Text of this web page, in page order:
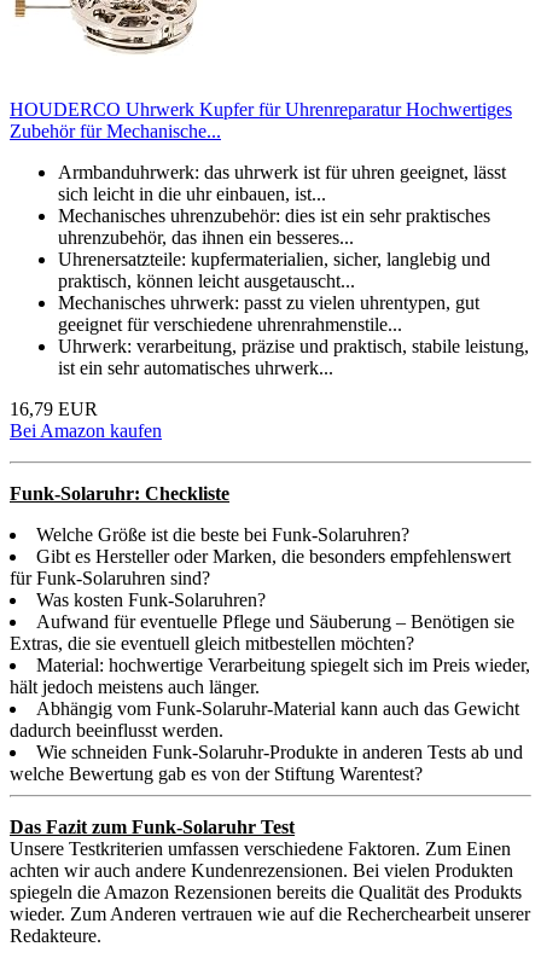
HOUDERCO Uhrwerk Kupfer für Uhrenreparatur Hochwertiges
Zubehör für Mechanische...
Armbanduhrwerk: das uhrwerk ist für uhren geeignet, lässt
sich leicht in die uhr einbauen, ist...
Mechanisches uhrenzubehör: dies ist ein sehr praktisches
uhrenzubehör, das ihnen ein besseres...
Uhrenersatzteile: kupfermaterialien, sicher, langlebig und
praktisch, können leicht ausgetauscht...
Mechanisches uhrwerk: passt zu vielen uhrentypen, gut
geeignet für verschiedene uhrenrahmenstile...
Uhrwerk: verarbeitung, präzise und praktisch, stabile leistung,
ist ein sehr automatisches uhrwerk...
16,79 EUR
Bei Amazon kaufen
Funk-Solaruhr: Checkliste
Welche Größe ist die beste bei Funk-Solaruhren?
Gibt es Hersteller oder Marken, die besonders empfehlenswert
für Funk-Solaruhren sind?
Was kosten Funk-Solaruhren?
Aufwand für eventuelle Pflege und Säuberung – Benötigen sie
Extras, die sie eventuell gleich mitbestellen möchten?
Material: hochwertige Verarbeitung spiegelt sich im Preis wieder,
hält jedoch meistens auch länger.
Abhängig vom Funk-Solaruhr-Material kann auch das Gewicht
dadurch beeinflusst werden.
Wie schneiden Funk-Solaruhr-Produkte in anderen Tests ab und
welche Bewertung gab es von der Stiftung Warentest?
Das Fazit zum Funk-Solaruhr Test
Unsere Testkriterien umfassen verschiedene Faktoren. Zum Einen
achten wir auch andere Kundenrezensionen. Bei vielen Produkten
spiegeln die Amazon Rezensionen bereits die Qualität des Produkts
wieder. Zum Anderen vertrauen wie auf die Recherchearbeit unserer
Redakteure.